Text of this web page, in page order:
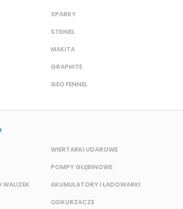
SPARKY
STEINEL
MAKITA
GRAPHITE
GEO FENNEL
WALIZEK
WIERTARKI UDAROWE
POMPY GŁĘBINOWE
AKUMULATORY I ŁADOWARKI
ODKURZACZE